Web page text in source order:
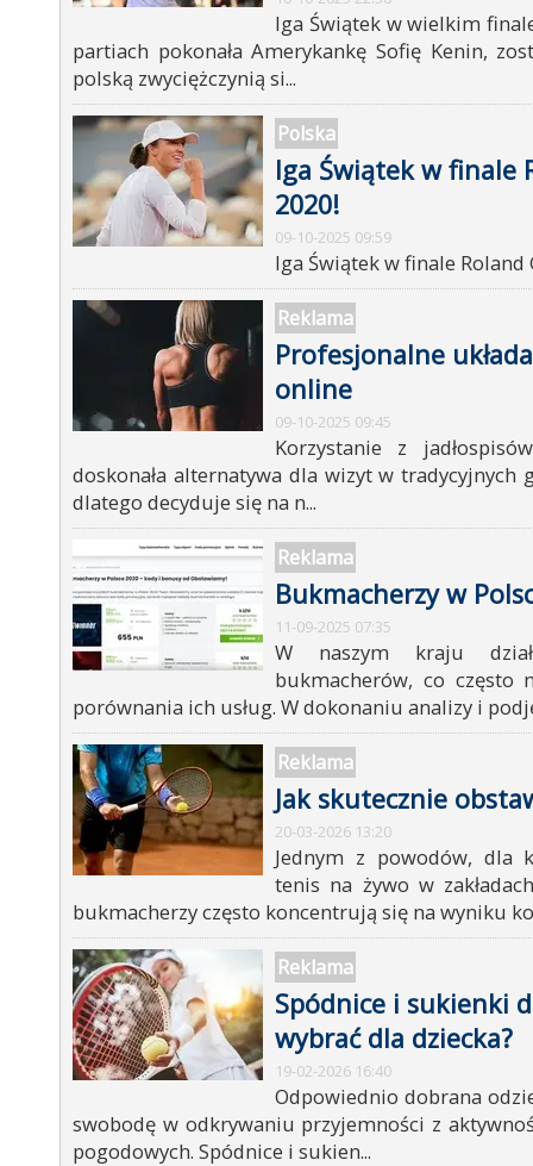
Iga Świątek w wielkim
partiach pokonała Amerykankę Sofię Kenin,
polską zwyciężczynią si...
Polska
Iga Świątek w finale
2020!
09-10-2025 09:59
Iga Świątek w finale Roland
Reklama
Profesjonalne
online
09-10-2025 09:45
Korzystanie z
doskonała alternatywa dla wizyt w tradycyjnych
dlatego decyduje się na n...
Reklama
Bukmacherzy w
11-09-2025 07:35
W naszym kraju
bukmacherów, co często
porównania ich usług. W dokonaniu analizy i
Reklama
Jak skutecznie
20-03-2026 13:20
Jednym z powodów, dla
tenis na żywo w
bukmacherzy często koncentrują się na wyniku
Reklama
Spódnice i sukienki
wybrać dla dziecka?
19-02-2026 16:40
Odpowiednio dobrana
swobodę w odkrywaniu przyjemności z
pogodowych. Spódnice i sukien...